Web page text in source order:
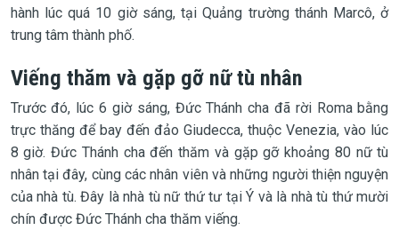
hành lúc quá 10 giờ sáng, tại Quảng trường thánh Marcô, ở
trung tâm thành phố.
Viếng thăm và gặp gỡ nữ tù nhân
Trước đó, lúc 6 giờ sáng, Đức Thánh cha đã rời Roma bằng
trực thăng để bay đến đảo Giudecca, thuộc Venezia, vào lúc
8 giờ. Đức Thánh cha đến thăm và gặp gỡ khoảng 80 nữ tù
nhân tại đây, cùng các nhân viên và những người thiện nguyện
của nhà tù. Đây là nhà tù nữ thứ tư tại Ý và là nhà tù thứ mười
chín được Đức Thánh cha thăm viếng.